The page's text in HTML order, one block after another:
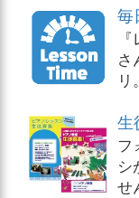
毎
さ
生
フ
シ
せ